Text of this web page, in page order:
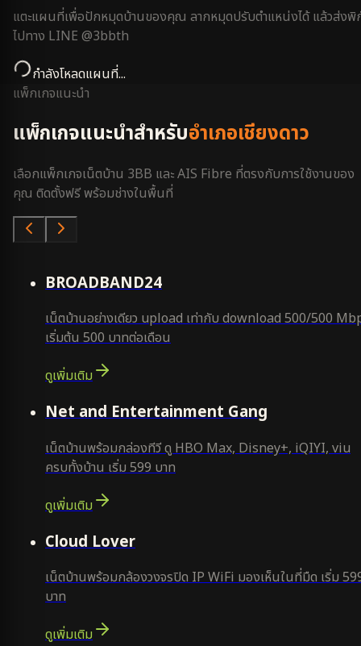
แตะแผนที่เพื่อปักหมุดบ้านของคุณ ลากหมุดปรับตำแหน่งได้ แล้วส่งพิ
ไปทาง LINE @3bbth
กำลังโหลดแผนที่...
แพ็กเกจแนะนำ
แพ็กเกจแนะนำสำหรับอำเภอเชียงดาว
เลือกแพ็กเกจเน็ตบ้าน 3BB และ AIS Fibre ที่ตรงกับการใช้งานของ
คุณ ติดตั้งฟรี พร้อมช่างในพื้นที่
BROADBAND24
เน็ตบ้านอย่างเดียว upload เท่ากับ download 500/500
เริ่มต้น 500 บาทต่อเดือน
ดูเพิ่มเติม
Net and Entertainment Gang
เน็ตบ้านพร้อมกล่องทีวี ดู HBO Max, Disney+, iQIYI, viu
ครบทั้งบ้าน เริ่ม 599 บาท
ดูเพิ่มเติม
Cloud Lover
เน็ตบ้านพร้อมกล้องวงจรปิด IP WiFi มองเห็นในที่มืด เริ่ม
บาท
ดูเพิ่มเติม